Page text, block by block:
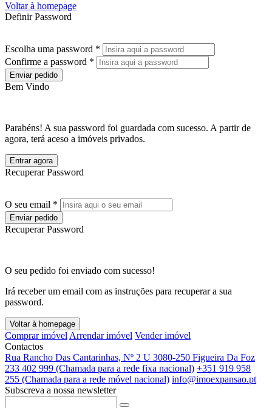
Voltar à homepage
Definir Password
Escolha uma password *
Confirme a password *
Enviar pedido
Bem Vindo
Parabéns! A sua password foi guardada com sucesso. A partir de
agora, terá aceso a imóveis privados.
Entrar agora
Recuperar Password
O seu email *
Enviar pedido
Recuperar Password
O seu pedido foi enviado com sucesso!
Irá receber um email com as instruções para recuperar a sua
password.
Voltar à homepage
Comprar imóvel Arrendar imóvel Vender imóvel
Contactos
Rua Rancho Das Cantarinhas, Nº 2 U 3080-250 Figueira Da Foz
233 402 999 (Chamada para a rede fixa nacional) +351 919 958
255 (Chamada para a rede móvel nacional) info@imoexpansao.pt
Subscreva a nossa newsletter